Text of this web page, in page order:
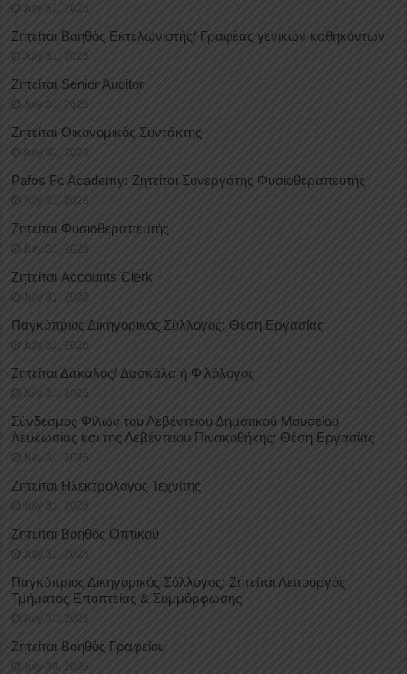
July 31, 2026
Ζητείται Βοηθός Εκτελωνιστής/ Γραφέας γενικών καθηκόντων
July 31, 2026
Ζητείται Senior Auditor
July 31, 2026
Ζητείται Οικονομικός Συντάκτης
July 31, 2026
Pafos Fc Academy: Ζητείται Συνεργάτης Φυσιοθεραπευτής
July 31, 2026
Ζητείται Φυσιοθεραπευτής
July 31, 2026
Ζητείται Accounts Clerk
July 31, 2026
Παγκύπριος Δικηγορικός Σύλλογος: Θέση Εργασίας
July 31, 2026
Ζητείται Δάκαλος/ Δασκάλα ή Φιλόλογος
July 31, 2026
Σύνδεσμος Φίλων του Λεβέντειου Δημοτικού Μουσείου
Λευκωσίας και της Λεβέντειου Πινακοθήκης: Θέση Εργασίας
July 31, 2026
Ζητείται Ηλεκτρολόγος Τεχνίτης
July 31, 2026
Ζητείται Βοηθός Οπτικού
July 31, 2026
Παγκύπριος Δικηγορικός Σύλλογος: Ζητείται Λειτουργός
Τμήματος Εποπτείας & Συμμόρφωσης
July 31, 2026
Ζητείται Βοηθός Γραφείου
July 30, 2026